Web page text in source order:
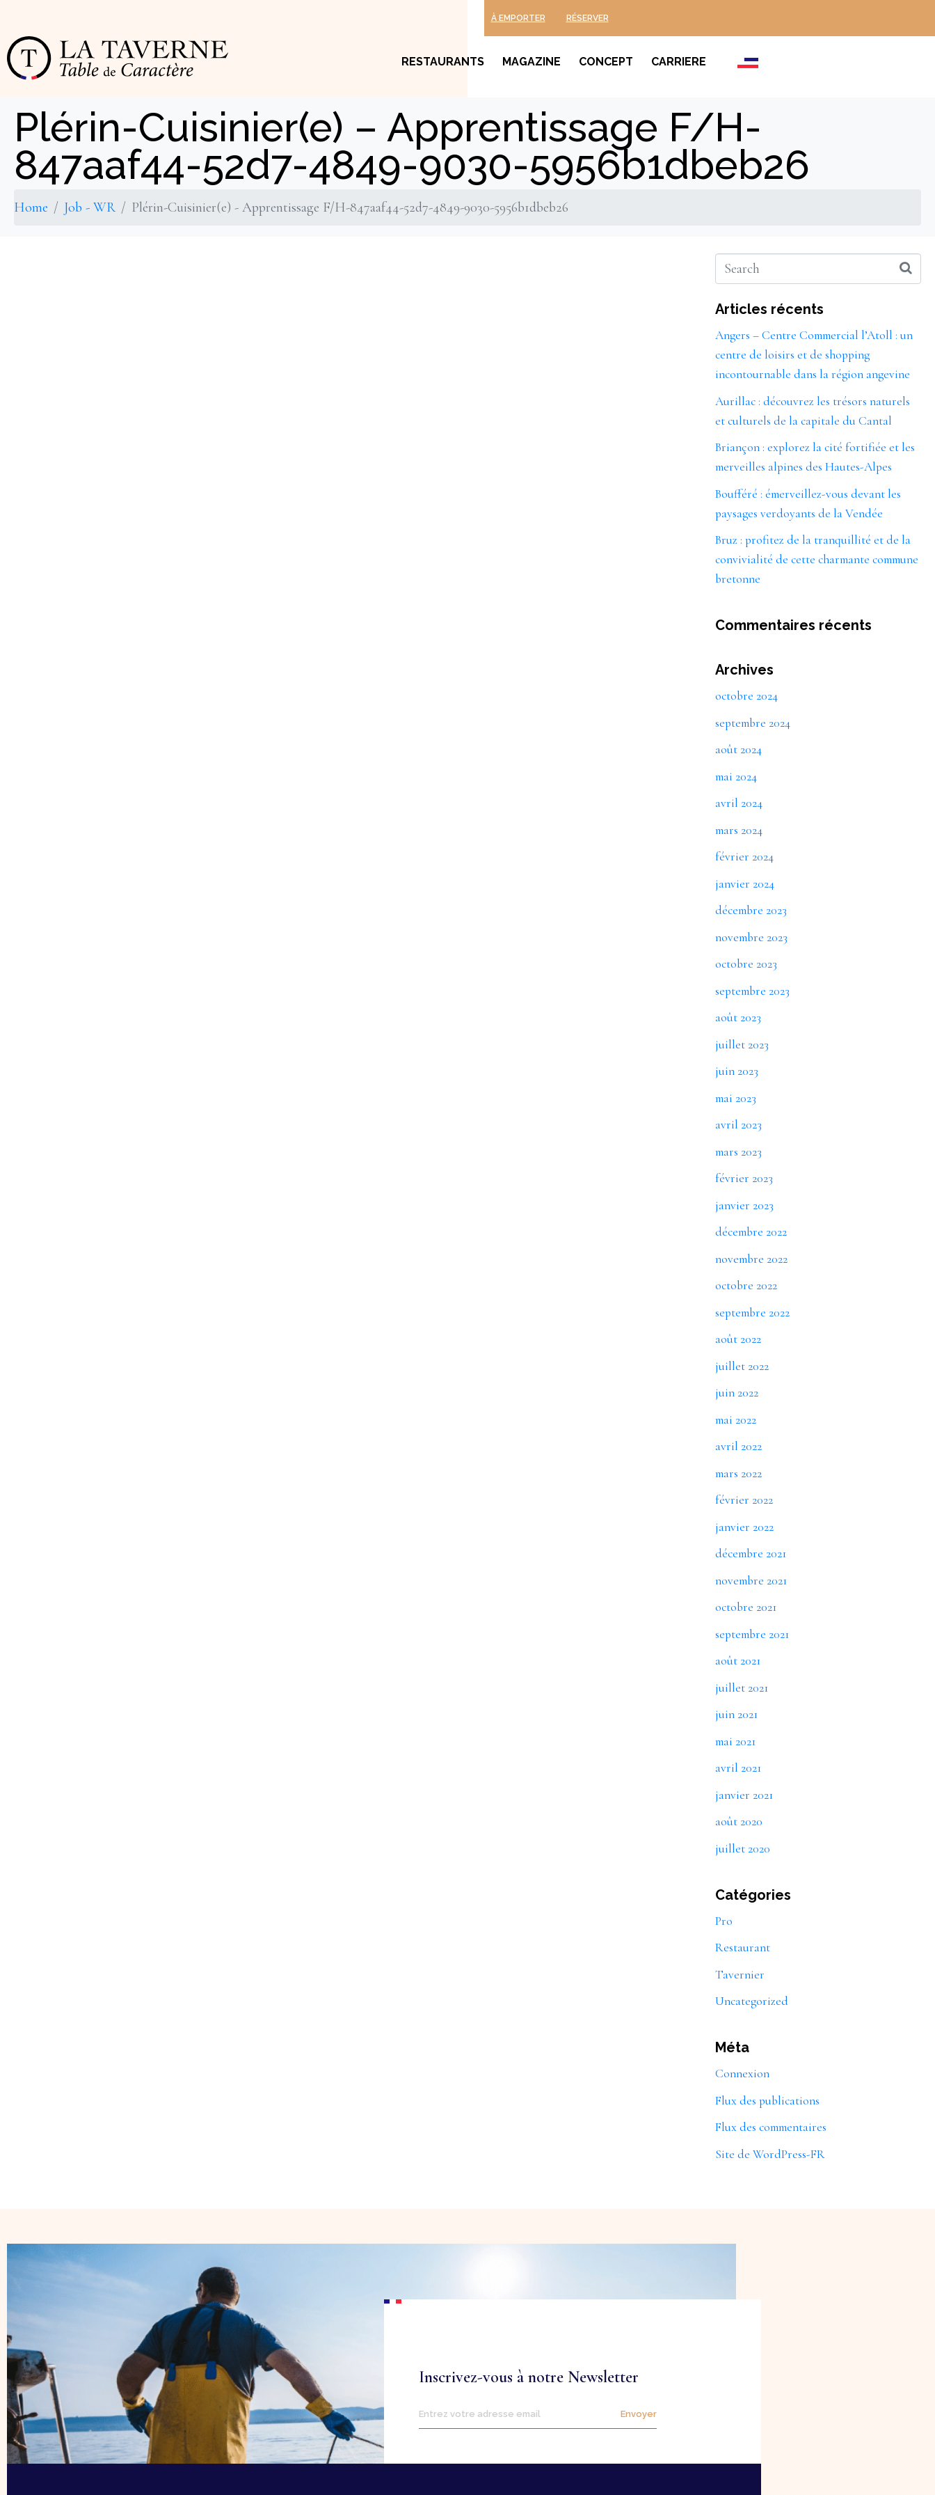
À EMPORTER RÉSERVER
RESTAURANTS MAGAZINE CONCEPT CARRIERE
Plérin-Cuisinier(e) – Apprentissage F/H-
847aaf44-52d7-4849-9030-5956b1dbeb26
Home Job - WR Plérin-Cuisinier(e) - Apprentissage F/H-847aaf44-52d7-4849-9030-5956b1dbeb26
Articles récents
Angers – Centre Commercial l’Atoll : un
centre de loisirs et de shopping
incontournable dans la région angevine
Aurillac : découvrez les trésors naturels
et culturels de la capitale du Cantal
Briançon : explorez la cité fortifiée et les
merveilles alpines des Hautes-Alpes
Boufféré : émerveillez-vous devant les
paysages verdoyants de la Vendée
Bruz : profitez de la tranquillité et de la
convivialité de cette charmante commune
bretonne
Commentaires récents
Archives
octobre 2024
septembre 2024
août 2024
mai 2024
avril 2024
mars 2024
février 2024
janvier 2024
décembre 2023
novembre 2023
octobre 2023
septembre 2023
août 2023
juillet 2023
juin 2023
mai 2023
avril 2023
mars 2023
février 2023
janvier 2023
décembre 2022
novembre 2022
octobre 2022
septembre 2022
août 2022
juillet 2022
juin 2022
mai 2022
avril 2022
mars 2022
février 2022
janvier 2022
décembre 2021
novembre 2021
octobre 2021
septembre 2021
août 2021
juillet 2021
juin 2021
mai 2021
avril 2021
janvier 2021
août 2020
juillet 2020
Catégories
Pro
Restaurant
Tavernier
Uncategorized
Méta
Connexion
Flux des publications
Flux des commentaires
Site de WordPress-FR
Inscrivez-vous à notre Newsletter
Envoyer